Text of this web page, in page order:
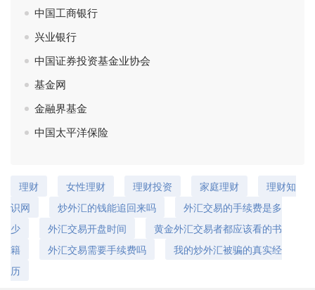
中国工商银行
兴业银行
中国证券投资基金业协会
基金网
金融界基金
中国太平洋保险
理财 女性理财 理财投资 家庭理财
理财知
识网
炒外汇的钱能追回来吗
外汇交易的手续费是多
少
外汇交易开盘时间
黄金外汇交易者都应该看的书
籍
外汇交易需要手续费吗
我的炒外汇被骗的真实经
历